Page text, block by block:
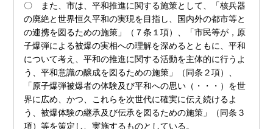
〇 また、市は、平和推進に関する施策として、「核兵器
の廃絶と世界恒久平和の実現を目指し、国内外の都市等と
の連携を図るための施策」（７条１項）、「市民等が，原
子爆弾による被爆の実相への理解を深めるとともに、平和
について考え、平和の推進に関する活動を主体的に行うよ
う、平和意識の醸成を図るための施策」（同条２項）、
「原子爆弾被爆者の体験及び平和への思い（・・・）を世
界に広め、かつ、これらを次世代に確実に伝え続けるよ
う、被爆体験の継承及び伝承を図るための施策」（同条３
項）等を策定し、実施するものとしている。